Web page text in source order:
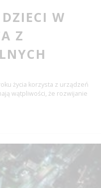
W
Z
życia korzysta z urządzeń
wątpliwości, że rozwijanie